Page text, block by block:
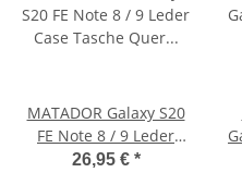
MATADOR Galaxy S20
FE Note 8 / 9 Leder
Case Tasche Quer
26,95 € *